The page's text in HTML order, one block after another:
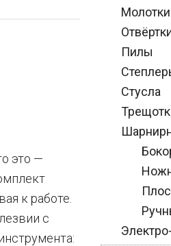
это —
к работе.
с
Молотки
Пилы
Стусла